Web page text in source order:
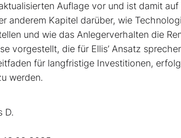
Auflage vor und ist damit
anderem Kapitel darüber, wie
und wie das Anlegerverhalten die
vorgestellt, die für Ellis’ Ansatz
für langfristige Investitionen,
werden.
D.